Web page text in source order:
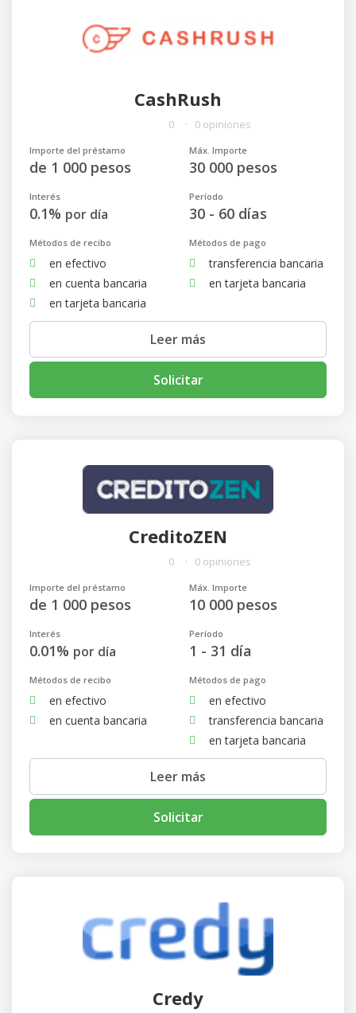
CashRush
0 0 opiniones
Importe del préstamo
de 1 000 pesos
Máx. Importe
30 000 pesos
Interés
0.1% por día
Período
30 - 60 días
Métodos de recibo
en efectivo
en cuenta bancaria
en tarjeta bancaria
Métodos de pago
transferencia bancaria
en tarjeta bancaria
Leer más
Solicitar
CreditoZEN
0 0 opiniones
Importe del préstamo
de 1 000 pesos
Máx. Importe
10 000 pesos
Interés
0.01% por día
Período
1 - 31 día
Métodos de recibo
en efectivo
en cuenta bancaria
Métodos de pago
en efectivo
transferencia bancaria
en tarjeta bancaria
Leer más
Solicitar
Credy